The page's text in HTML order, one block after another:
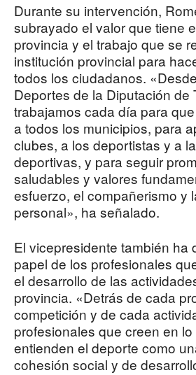
Durante su intervención,
subrayado el valor que tiene
provincia y el trabajo que se
institución provincial para
todos los ciudadanos.
Deportes de la Diputación de
trabajamos cada día para
a todos los municipios, para
clubes, a los deportistas y a
deportivas, y para seguir
saludables y valores
esfuerzo, el compañerismo y
personal», ha señalado.
El vicepresidente también ha
papel de los profesionales
el desarrollo de las
provincia. «Detrás de cada
competición y de cada
profesionales que creen en
entienden el deporte como
cohesión social y de